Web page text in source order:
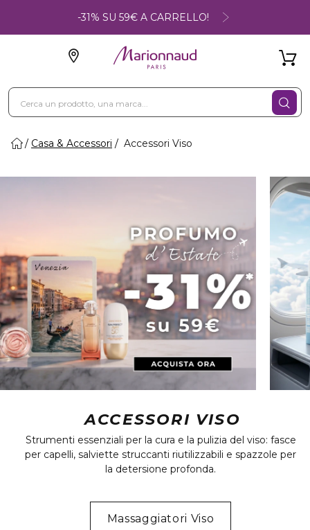
-31% SU 59€ A CARRELLO!
Casa & Accessori Accessori Viso
ACCESSORI VISO
Strumenti essenziali per la cura e la pulizia del viso: fasce
per capelli, salviette struccanti riutilizzabili e spazzole per
la detersione profonda.
Massaggiatori Viso